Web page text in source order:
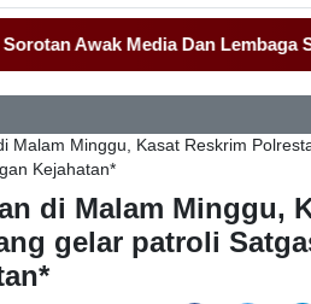
Media Dan Lembaga Swadaya
Malam Minggu, Kasat Reskrim
Kejahatan*
di Malam Minggu,
gelar patroli